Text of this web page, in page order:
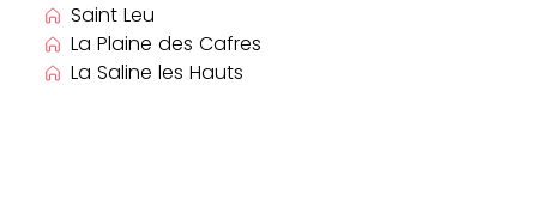
Saint Leu
La Plaine des Cafres
La Saline les Hauts